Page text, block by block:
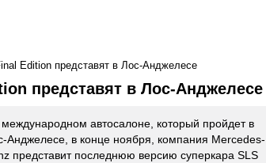
Edition представят в Лос-Анджелесе
представят в Лос-Анджелесе
автосалоне, который пройдет в
Анджелесе, в конце ноября, компания Mercedes-
представит последнюю версию суперкара SLS